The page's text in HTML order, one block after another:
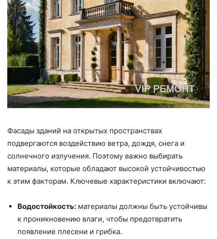
Фасады зданий на открытых пространствах
подвергаются воздействию ветра, дождя, снега и
солнечного излучения. Поэтому важно выбирать
материалы, которые обладают высокой устойчивостью
к этим факторам. Ключевые характеристики включают:
Водостойкость: материалы должны быть устойчивы
к проникновению влаги, чтобы предотвратить
появление плесени и грибка.